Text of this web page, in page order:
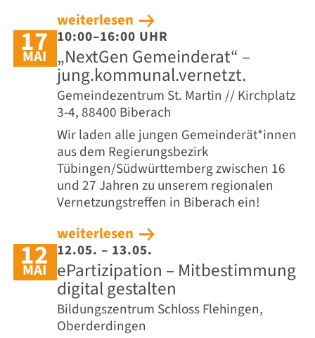
weiterlesen
17
MAI
10:00–16:00 UHR
„NextGen Gemeinderat“ –
jung.kommunal.vernetzt.
Gemeindezentrum St. Martin // Kirchplatz
3-4, 88400 Biberach
Wir laden alle jungen Gemeinderät*innen
aus dem Regierungsbezirk
Tübingen/Südwürttemberg zwischen 16
und 27 Jahren zu unserem regionalen
Vernetzungstreffen in Biberach ein!
weiterlesen
12
MAI
12.05. – 13.05.
ePartizipation – Mitbestimmung
digital gestalten
Bildungszentrum Schloss Flehingen,
Oberderdingen